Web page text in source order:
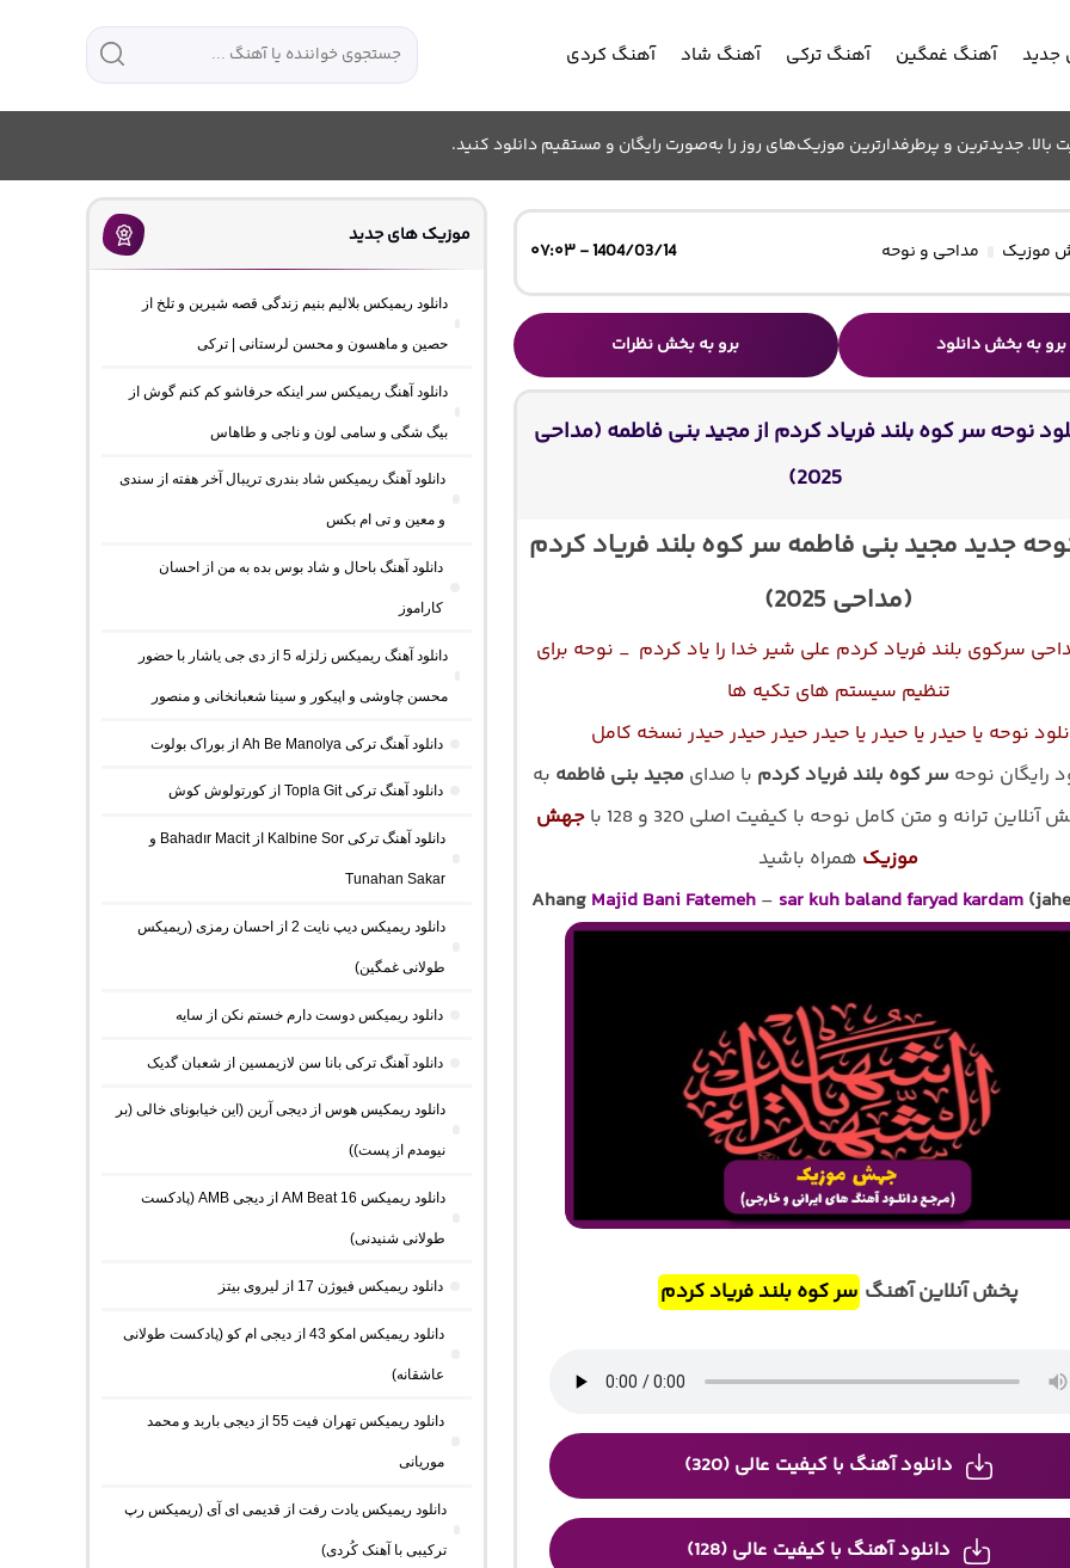
جدید آهنگ غمگین آهنگ ترکی آهنگ شاد آهنگ کردی
جدیدترین و پرطرفدارترین موزیک‌های روز را به‌صورت رایگان و مستقیم دانلود کنید.
موزیک مداحی و نوحه 1404/03/14 - ۰۷:۰۳
برو به بخش دانلود برو به بخش نظرات
نوحه سر کوه بلند فریاد کردم از مجید بنی فاطمه (مداحی
2025)
جدید مجید بنی فاطمه سر کوه بلند فریاد کردم
(مداحی 2025)
ﺳﺮﻛﻮی ﺑﻠﻨﺪ ﻓﺮﻳﺎد ﻛﺮدم ﻋﻠﻰ ﺷﻴﺮ ﺧﺪا را ﻳﺎد ﻛﺮدم _ نوحه برای
تنظیم سیستم های تکیه ها
نوحه ﻳﺎ ﺣﻴﺪر ﻳﺎ ﺣﻴﺪر ﻳﺎ ﺣﻴﺪر ﺣﻴﺪر ﺣﻴﺪر ﺣﻴﺪر نسخه کامل
رایگان نوحه سر کوه بلند فریاد کردم با صدای مجید بنی فاطمه به
ترانه و متن کامل نوحه با کیفیت اصلی 320 و 128 با
جهش
موزیک همراه باشید
Ahang Majid Bani Fatemeh – sar kuh baland faryad kardam
پخش آنلاین آهنگ سر کوه بلند فریاد کردم
دانلود آهنگ با کیفیت عالی (320)
دانلود آهنگ با کیفیت عالی (128)
موزیک های جدید
دانلود ریمیکس بلالیم بنیم زندگی قصه شیرین و تلخ از
حصین و ماهسون و محسن لرستانی | ترکی
دانلود آهنگ ریمیکس سر اینکه حرفاشو کم کنم گوش از
بیگ شگی و سامی لون و ناجی و طاهاس
دانلود آهنگ ریمیکس شاد بندری تریبال آخر هفته از سندی
و معین و تی ام بکس
دانلود آهنگ باحال و شاد بوس بده به من از احسان
کاراموز
دانلود آهنگ ریمیکس زلزله 5 از دی جی یاشار با حضور
محسن چاوشی و اپیکور و سینا شعبانخانی و منصور
دانلود آهنگ ترکی Ah Be Manolya از بوراک بولوت
دانلود آهنگ ترکی Topla Git از کورتولوش کوش
دانلود آهنگ ترکی Kalbine Sor از Bahadır Macit و
Tunahan Sakar
دانلود ریمیکس دیپ نایت 2 از احسان رمزی (ریمیکس
طولانی غمگین)
دانلود ریمیکس دوست دارم خستم نکن از سایه
دانلود آهنگ ترکی بانا سن لازیمسین از شعبان گدیک
دانلود ریمکیس هوس از دیجی آرین (این خیابونای خالی (بر
نیومدم از پست))
دانلود ریمیکس AM Beat 16 از دیجی AMB (پادکست
طولانی شنیدنی)
دانلود ریمیکس فیوژن 17 از لیروی بیتز
دانلود ریمیکس امکو 43 از دیجی ام کو (پادکست طولانی
عاشقانه)
دانلود ریمیکس تهران فیت 55 از دیجی باربد و محمد
موریانی
دانلود ریمیکس یادت رفت از قدیمی ای آی (ریمیکس رپ
ترکیبی با آهنک کُردی)